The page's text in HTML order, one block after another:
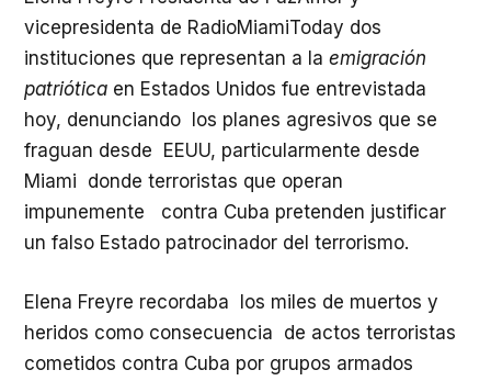
vicepresidenta de RadioMiamiToday dos
instituciones que representan a la emigración
patriótica en Estados Unidos fue entrevistada
hoy, denunciando los planes agresivos que se
fraguan desde EEUU, particularmente desde
Miami donde terroristas que operan
impunemente contra Cuba pretenden justificar
un falso Estado patrocinador del terrorismo.
Elena Freyre recordaba los miles de muertos y
heridos como consecuencia de actos terroristas
cometidos contra Cuba por grupos armados